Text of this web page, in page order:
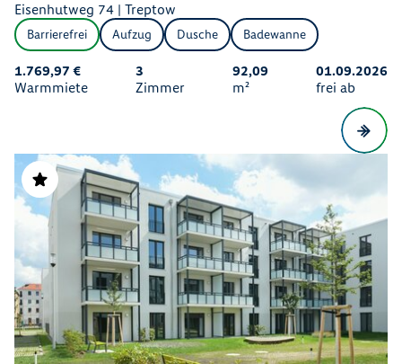
Eisenhutweg 74 | Treptow
Barrierefrei Aufzug Dusche Badewanne
1.769,97 €
Warmmiete
3
Zimmer
92,09
m²
01.09.2026
frei ab